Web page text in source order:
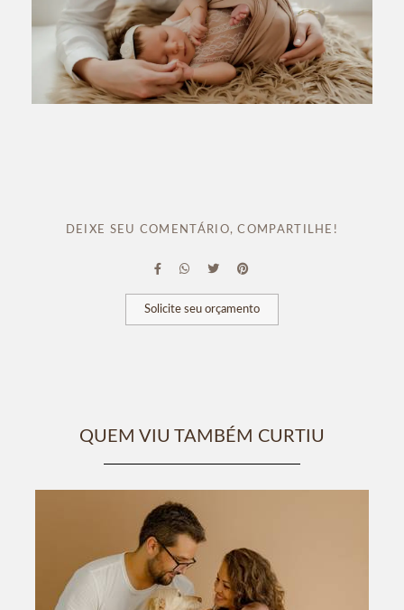
DEIXE SEU COMENTÁRIO, COMPARTILHE!
Solicite seu orçamento
QUEM VIU TAMBÉM CURTIU